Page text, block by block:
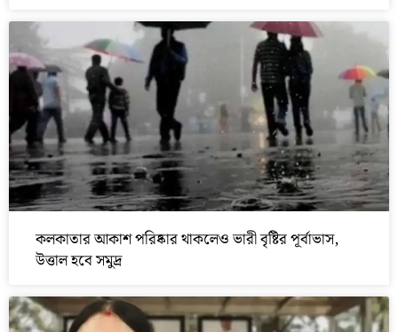
কলকাতার আকাশ পরিষ্কার থাকলেও ভারী বৃষ্টির পূর্বাভাস,
উত্তাল হবে সমুদ্র